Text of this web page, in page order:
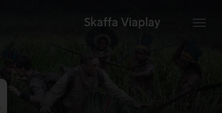
Skaffa Viaplay